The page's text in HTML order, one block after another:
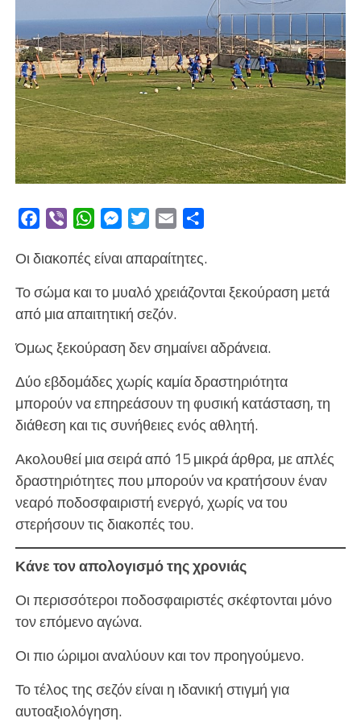
Facebook
Viber WhatsAppMessengerTwitterEmail
Οι διακοπές είναι απαραίτητες.
Το σώμα και το μυαλό χρειάζονται ξεκούραση μετά
από μια απαιτητική σεζόν.
Όμως ξεκούραση δεν σημαίνει αδράνεια.
Δύο εβδομάδες χωρίς καμία δραστηριότητα
μπορούν να επηρεάσουν τη φυσική κατάσταση, τη
διάθεση και τις συνήθειες ενός αθλητή.
Ακολουθεί μια σειρά από 15 μικρά άρθρα, με απλές
δραστηριότητες που μπορούν να κρατήσουν έναν
νεαρό ποδοσφαιριστή ενεργό, χωρίς να του
στερήσουν τις διακοπές του.
Κάνε τον απολογισμό της χρονιάς
Οι περισσότεροι ποδοσφαιριστές σκέφτονται μόνο
τον επόμενο αγώνα.
Οι πιο ώριμοι αναλύουν και τον προηγούμενο.
Το τέλος της σεζόν είναι η ιδανική στιγμή για
αυτοαξιολόγηση.